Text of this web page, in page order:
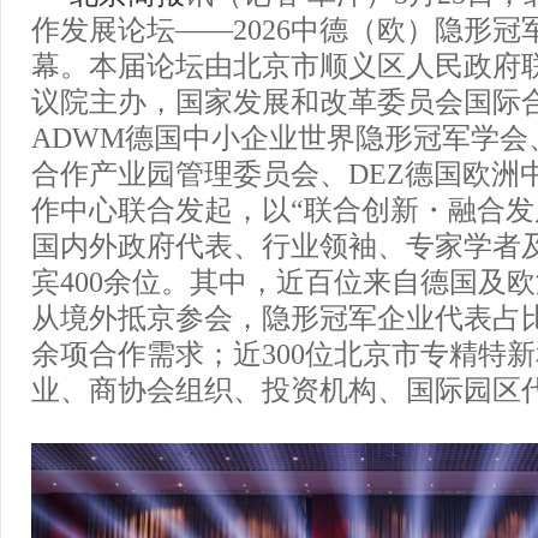
作发展论坛——2026中德（欧）隐形冠
幕。本届论坛由北京市顺义区人民政府
议院主办，国家发展和改革委员会国际
ADWM德国中小企业世界隐形冠军学
合作产业园管理委员会、DEZ德国欧洲
作中心联合发起，以“联合创新・融合
国内外政府代表、行业领袖、专家学者
宾400余位。其中，近百位来自德国及
从境外抵京参会，隐形冠军企业代表占
余项合作需求；近300位北京市专精特
业、商协会组织、投资机构、国际园区